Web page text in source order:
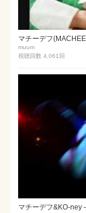
マチーデフ
muum
視聴回数 4,061 回
マチーデフ&KO-ney